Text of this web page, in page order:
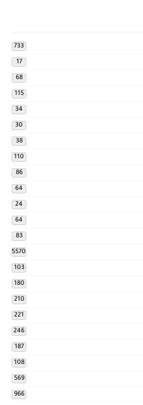
733
17
68
115
34
30
38
110
86
64
24
64
83
5570
103
180
210
221
246
187
108
569
966